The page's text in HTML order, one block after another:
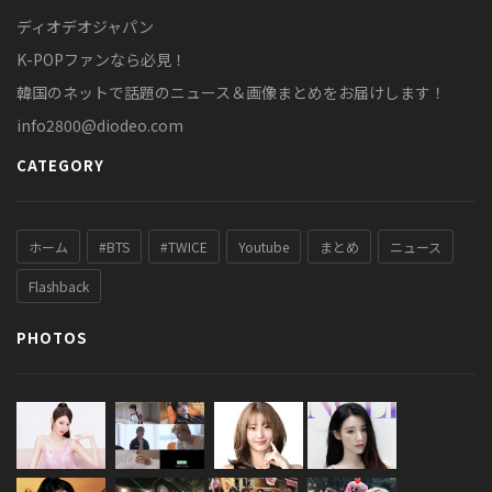
ディオデオジャパン
K-POPファンなら必見！
韓国のネットで話題のニュース＆画像まとめをお届けします！
info2800@diodeo.com
CATEGORY
ホーム #BTS #TWICE Youtube まとめ ニュース
Flashback
PHOTOS